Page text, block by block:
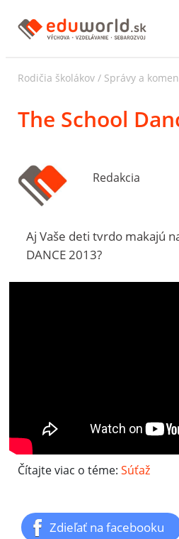
Rodičia školákov / Správy a
The School
Redakcia
Aj Vaše deti tvrdo makajú
DANCE 2013?
Čítajte viac o téme: Súťaž
Zdieľať na facebooku